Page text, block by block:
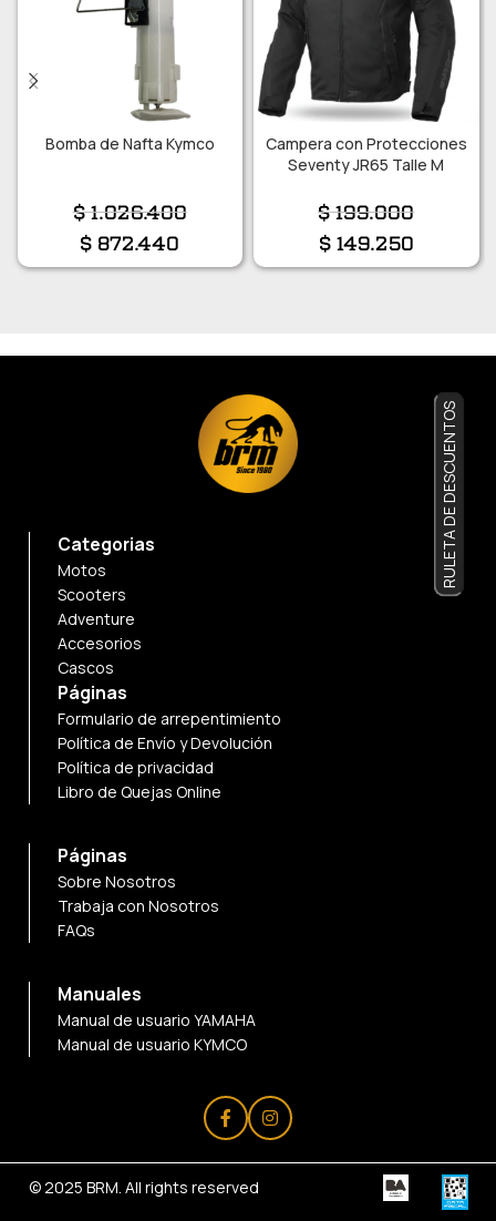
Bomba de Nafta Kymco
$1.026.400
$ 872.440
Campera con Protecciones
Seventy JR65 Talle M
$199.000
$149.250
Categorias
Motos
Scooters
Adventure
Accesorios
Cascos
Páginas
Formulario de arrepentimiento
Política de Envío y Devolución
Política de privacidad
Libro de Quejas Online
Páginas
Sobre Nosotros
Trabaja con Nosotros
FAQs
Manuales
Manual de usuario YAMAHA
Manual de usuario KYMCO
© 2025 BRM. All rights reserved
RULETA DE DESCUENTOS